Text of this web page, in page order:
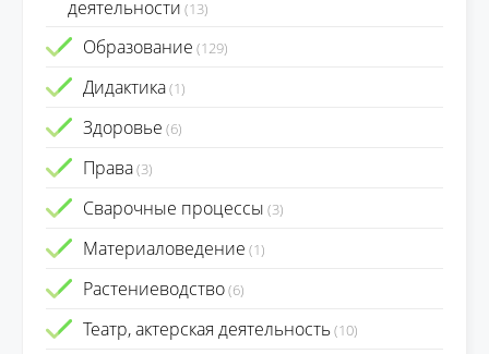
деятельности (13)
Образование (129)
Дидактика(1)
Здоровье (6)
Права(3)
Сварочные процессы (3)
Материаловедение (1)
Растениеводство(6)
Театр, актерская деятельность(10)